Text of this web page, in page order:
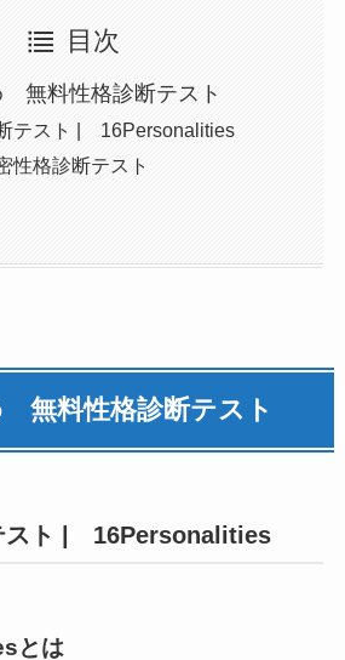
目次
無料性格診断テスト
テスト | 16Personalities
性格診断テスト
無料性格診断テスト
スト | 16Personalities
とは